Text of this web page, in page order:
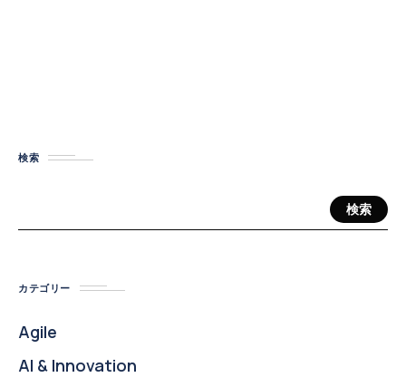
検索
検索
カテゴリー
Agile
AI & Innovation